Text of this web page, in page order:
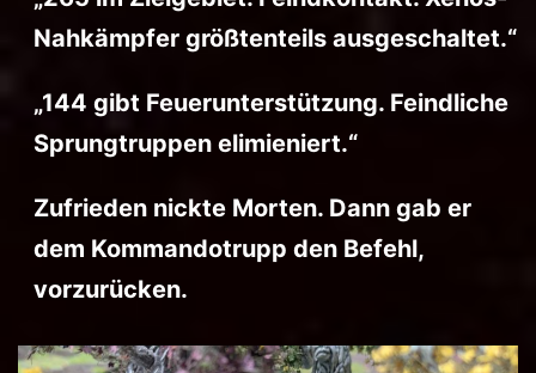
Nahkämpfer größtenteils ausgeschaltet.“
„144 gibt Feuerunterstützung. Feindliche
Sprungtruppen elimieniert.“
Zufrieden nickte Morten. Dann gab er
dem Kommandotrupp den Befehl,
vorzurücken.